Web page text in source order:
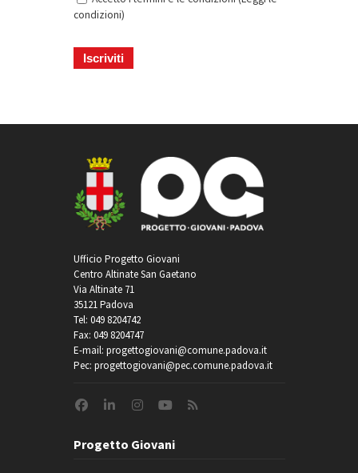
condizioni)
Ufficio Progetto Giovani
Centro Altinate San Gaetano
Via Altinate 71
35121 Padova
Tel: 049 8204742
Fax: 049 8204747
E-mail: progettogiovani@comune.padova.it
Pec: progettogiovani@pec.comune.padova.it
Progetto Giovani